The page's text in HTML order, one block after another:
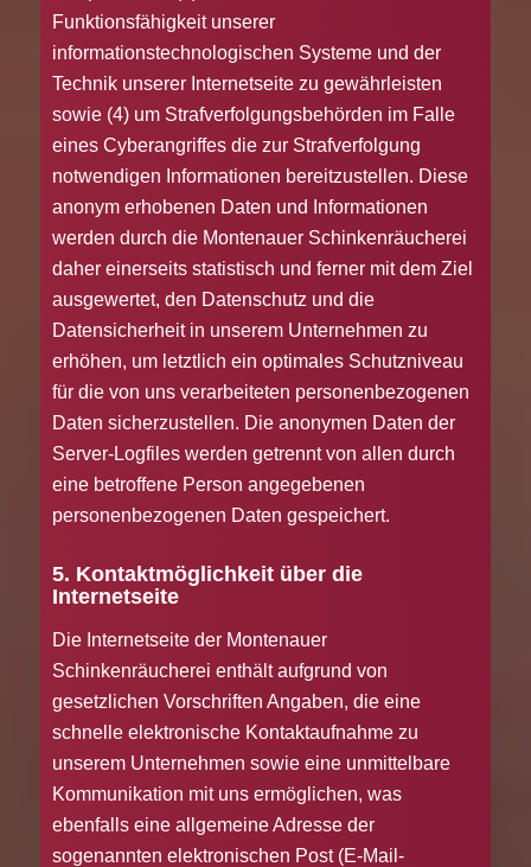
Funktionsfähigkeit unserer
informationstechnologischen Systeme und der
Technik unserer Internetseite zu gewährleisten
sowie (4) um Strafverfolgungsbehörden im Falle
eines Cyberangriffes die zur Strafverfolgung
notwendigen Informationen bereitzustellen. Diese
anonym erhobenen Daten und Informationen
werden durch die Montenauer Schinkenräucherei
daher einerseits statistisch und ferner mit dem Ziel
ausgewertet, den Datenschutz und die
Datensicherheit in unserem Unternehmen zu
erhöhen, um letztlich ein optimales Schutzniveau
für die von uns verarbeiteten personenbezogenen
Daten sicherzustellen. Die anonymen Daten der
Server-Logfiles werden getrennt von allen durch
eine betroffene Person angegebenen
personenbezogenen Daten gespeichert.
5. Kontaktmöglichkeit über die
Internetseite
Die Internetseite der Montenauer
Schinkenräucherei enthält aufgrund von
gesetzlichen Vorschriften Angaben, die eine
schnelle elektronische Kontaktaufnahme zu
unserem Unternehmen sowie eine unmittelbare
Kommunikation mit uns ermöglichen, was
ebenfalls eine allgemeine Adresse der
sogenannten elektronischen Post (E-Mail-